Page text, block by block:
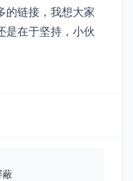
的链接，我想大家
是在于坚持，小伙
蔽